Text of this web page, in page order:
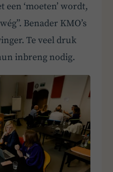
een ‘moeten’ wordt,
Benader KMO’s
Te veel druk
inbreng nodig.
bestuur? Stel